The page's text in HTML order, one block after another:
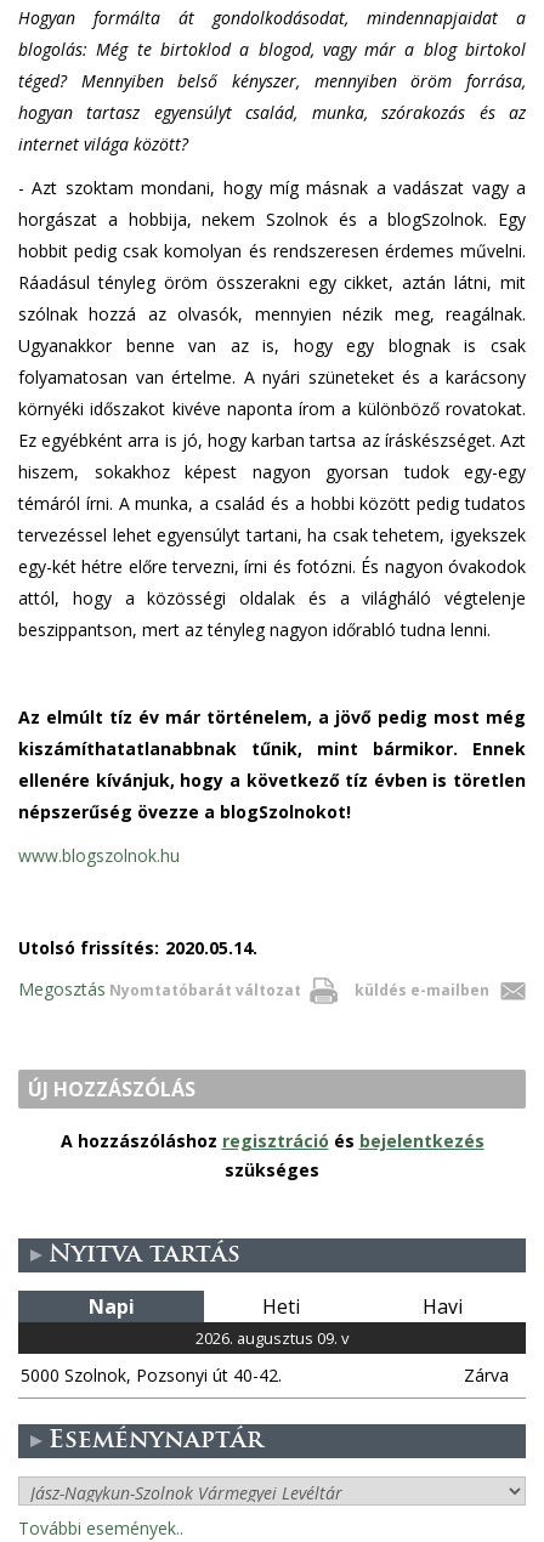
Hogyan formálta át gondolkodásodat, mindennapjaidat a
blogolás: Még te birtoklod a blogod, vagy már a blog birtokol
téged? Mennyiben belső kényszer, mennyiben öröm forrása,
hogyan tartasz egyensúlyt család, munka, szórakozás és az
internet világa között?
- Azt szoktam mondani, hogy míg másnak a vadászat vagy a
horgászat a hobbija, nekem Szolnok és a blogSzolnok. Egy
hobbit pedig csak komolyan és rendszeresen érdemes művelni.
Ráadásul tényleg öröm összerakni egy cikket, aztán látni, mit
szólnak hozzá az olvasók, mennyien nézik meg, reagálnak.
Ugyanakkor benne van az is, hogy egy blognak is csak
folyamatosan van értelme. A nyári szüneteket és a karácsony
környéki időszakot kivéve naponta írom a különböző rovatokat.
Ez egyébként arra is jó, hogy karban tartsa az íráskészséget. Azt
hiszem, sokakhoz képest nagyon gyorsan tudok egy-egy
témáról írni. A munka, a család és a hobbi között pedig tudatos
tervezéssel lehet egyensúlyt tartani, ha csak tehetem, igyekszek
egy-két hétre előre tervezni, írni és fotózni. És nagyon óvakodok
attól, hogy a közösségi oldalak és a világháló végtelenje
beszippantson, mert az tényleg nagyon időrabló tudna lenni.
Az elmúlt tíz év már történelem, a jövő pedig most még
kiszámíthatatlanabbnak tűnik, mint bármikor. Ennek
ellenére kívánjuk, hogy a következő tíz évben is töretlen
népszerűség övezze a blogSzolnokot!
www.blogszolnok.hu
Utolsó frissítés: 2020.05.14.
Nyomtatóbarát változat küldés e-mailben
Megosztás
ÚJ HOZZÁSZÓLÁS
A hozzászóláshoz regisztráció és bejelentkezés
szükséges
Nyitva tartás
Napi Heti Havi
2026. augusztus 09. v
5000 Szolnok, Pozsonyi út 40-42. Zárva
Eseménynaptár
További események..